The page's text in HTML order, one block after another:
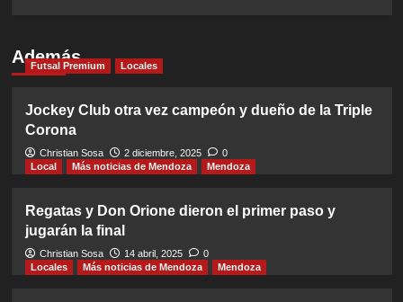
Además
Futsal Premium Locales
Jockey Club otra vez campeón y dueño de la Triple
Corona
Christian Sosa 2 diciembre, 2025
0
Local
Más noticias de Mendoza Mendoza
Regatas y Don Orione dieron el primer paso y
jugarán la final
Christian Sosa 14 abril, 2025
0
Locales
Más noticias de Mendoza Mendoza